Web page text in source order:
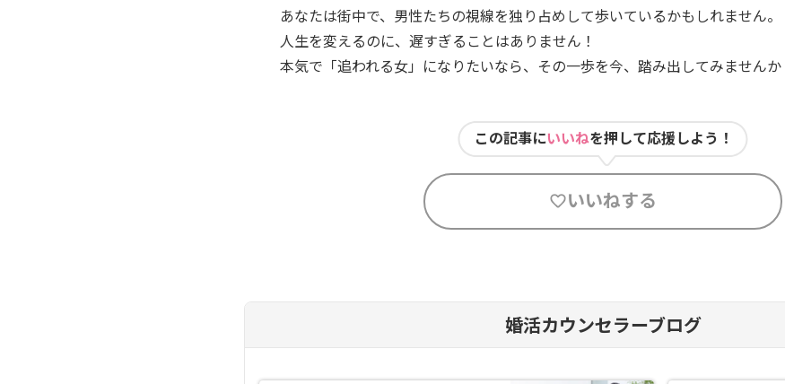
あなたは街中で、男性たちの視線を独り占めして歩いているかもしれません。
人生を変えるのに、遅すぎることはありません！
本気で「追われる女」になりたいなら、その一歩を今、踏み出してみませんか
この記事にいいねを押して応援しよう！
いいねする
婚活カウンセラーブログ